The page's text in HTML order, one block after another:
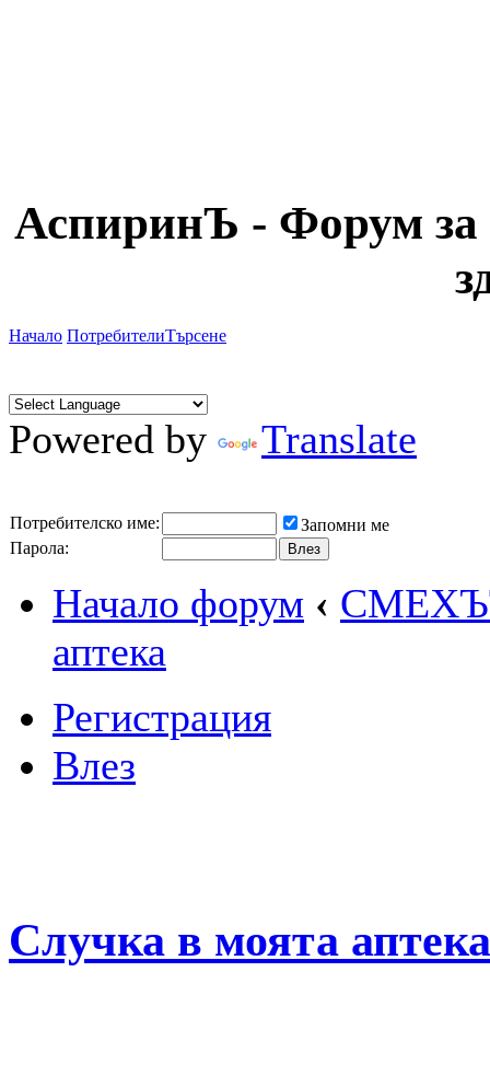
АспиринЪ - Форум за
Начало ПотребителиТърсене
Powered by Translate
Потребителско име:
Запомни ме
Парола:
Начало форум ‹
аптека
Регистрация
Влез
Случка в моята аптека